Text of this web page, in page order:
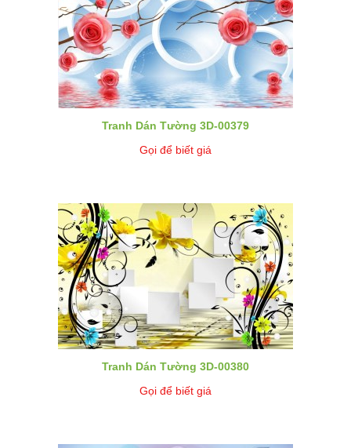
Tranh Dán Tường 3D-00379
Gọi để biết giá
Tranh Dán Tường 3D-00380
Gọi để biết giá